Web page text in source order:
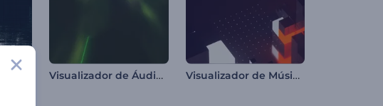
Visualizador de Áudio - Túnel Futurista Visualizador de Música Mosaico de Cubos